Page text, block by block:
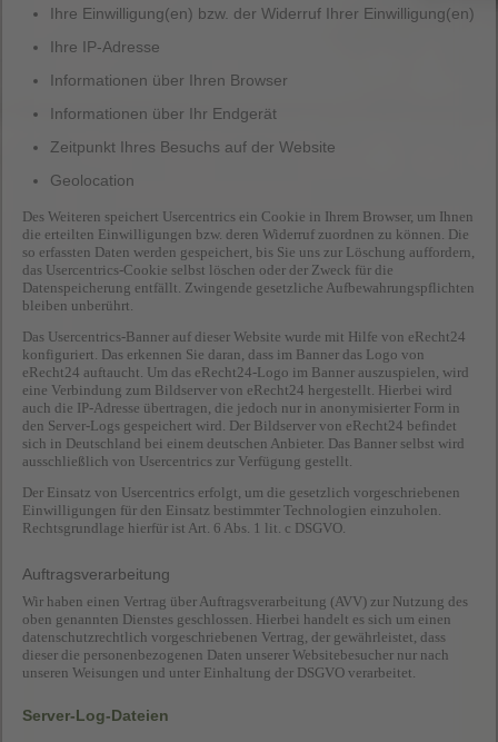
Ihre Einwilligung(en) bzw. der Widerruf Ihrer Einwilligung(en)
Ihre IP-Adresse
Informationen über Ihren Browser
Informationen über Ihr Endgerät
Zeitpunkt Ihres Besuchs auf der Website
Geolocation
Des Weiteren speichert Usercentrics ein Cookie in Ihrem Browser, um Ihnen
die erteilten Einwilligungen bzw. deren Widerruf zuordnen zu können. Die
so erfassten Daten werden gespeichert, bis Sie uns zur Löschung auffordern,
das Usercentrics-Cookie selbst löschen oder der Zweck für die
Datenspeicherung entfällt. Zwingende gesetzliche Aufbewahrungspflichten
bleiben unberührt.
Das Usercentrics-Banner auf dieser Website wurde mit Hilfe von eRecht24
konfiguriert. Das erkennen Sie daran, dass im Banner das Logo von
eRecht24 auftaucht. Um das eRecht24-Logo im Banner auszuspielen, wird
eine Verbindung zum Bildserver von eRecht24 hergestellt. Hierbei wird
auch die IP-Adresse übertragen, die jedoch nur in anonymisierter Form in
den Server-Logs gespeichert wird. Der Bildserver von eRecht24 befindet
sich in Deutschland bei einem deutschen Anbieter. Das Banner selbst wird
ausschließlich von Usercentrics zur Verfügung gestellt.
Der Einsatz von Usercentrics erfolgt, um die gesetzlich vorgeschriebenen
Einwilligungen für den Einsatz bestimmter Technologien einzuholen.
Rechtsgrundlage hierfür ist Art. 6 Abs. 1 lit. c DSGVO.
Auftragsverarbeitung
Wir haben einen Vertrag über Auftragsverarbeitung (AVV) zur Nutzung des
oben genannten Dienstes geschlossen. Hierbei handelt es sich um einen
datenschutzrechtlich vorgeschriebenen Vertrag, der gewährleistet, dass
dieser die personenbezogenen Daten unserer Websitebesucher nur nach
unseren Weisungen und unter Einhaltung der DSGVO verarbeitet.
Server-Log-Dateien